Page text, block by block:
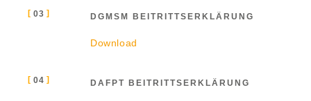
03 DGMSM BEITRITTSERKLÄRUNG
Download
04 DAFPT BEITRITTSERKLÄRUNG